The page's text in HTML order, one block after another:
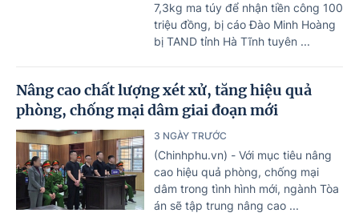
7,3kg ma túy để nhận tiền công 100
triệu đồng, bị cáo Đào Minh Hoàng
bị TAND tỉnh Hà Tĩnh tuyên ...
Nâng cao chất lượng xét xử, tăng hiệu quả
phòng, chống mại dâm giai đoạn mới
3 NGÀY TRƯỚC
(Chinhphu.vn) - Với mục tiêu nâng
cao hiệu quả phòng, chống mại
dâm trong tình hình mới, ngành Tòa
án sẽ tập trung nâng cao ...